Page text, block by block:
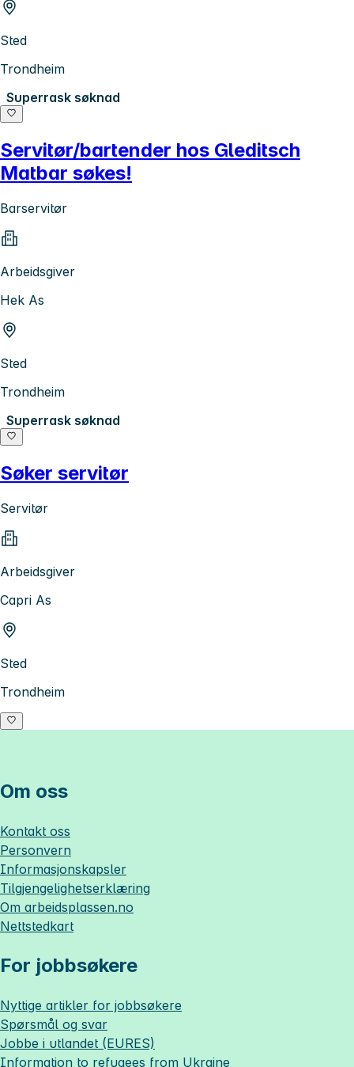
Sted
Trondheim
Superrask søknad
Servitør/bartender hos Gleditsch
Matbar søkes!
Barservitør
Arbeidsgiver
Hek As
Sted
Trondheim
Superrask søknad
Søker servitør
Servitør
Arbeidsgiver
Capri As
Sted
Trondheim
Om oss
Kontakt oss
Personvern
Informasjonskapsler
Tilgjengelighetserklæring
Om arbeidsplassen.no
Nettstedkart
For jobbsøkere
Nyttige artikler for jobbsøkere
Spørsmål og svar
Jobbe i utlandet (EURES)
Information to refugees from Ukraine